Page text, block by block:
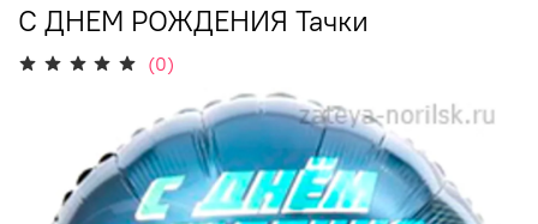
С ДНЕМ РОЖДЕНИЯ Тачки
(0)